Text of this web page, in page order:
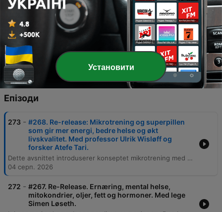
på og huske på er at du skal opp i puls, du
skal bli ordentlig anpusten.
00:50:26 · Gjesten understreker nødvendigheten
av intensitet for at treningen skal ha ønsket
effekt.
Епізоди
273 - #268. Re-release: Mikrotrening og superpillen
som gir mer energi, bedre helse og økt
livskvalitet. Med professor Ulrik Wisløff og
forsker Atefe Tari.
Dette avsnittet introduserer konseptet mikrotrening med forskerne Ulrik Vissløf og Tari, forfattere av boken 'Mikrotrening'. Samtalen utforsker hvordan korte, intensive økter med styrke og intervaller kan gi betydelige helsegevinster for både kondisjon, blodsukkerregulering og livskvalitet, samt de store samfunnsøkonomiske fordelene ved å redusere inaktivitet. Videre diskuteres viktigheten av å senke terskelen for fysisk aktivitet, spesielt blant barn og unge som er i ferd med å bli mer inaktive. Gjestene deler konkrete metoder for å integrere små øvelser som knebøy og planke i en travel hverdag, og understreker at man ikke trenger mye utstyr eller lang tid for å oppnå målbare resultater på kondisjonsalder og VO2-maks.
04 серп. 2026
272 - #267. Re-Release. Ernæring, mental helse,
mitokondrier, oljer, fett og hormoner. Med lege
Simen Løseth.
Установити